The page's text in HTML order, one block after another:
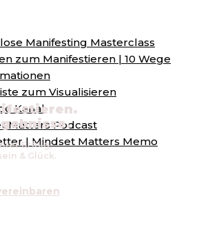
Manifesting Masterclass
zum Manifestieren | 10 Wege
zum Visualisieren
Kanal
Matters Podcast
| Mindset Matters Memo
Erfolg,
& Glück.